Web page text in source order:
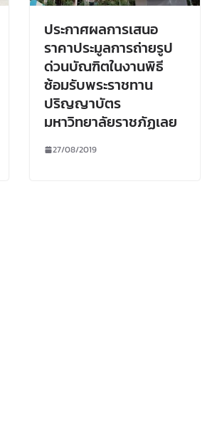
ประกาศผลการเสนอ
ราคาประมูลการถ่ายรูป
ด่วนบัณฑิตในงานพิธี
ซ้อมรับพระราชทาน
ปริญญาบัตร
มหาวิทยาลัยราชภัฏเลย
27/08/2019